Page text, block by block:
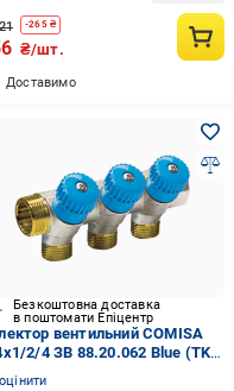
-265₴
₴/шт.
Доставимо
Безкоштовна доставка
в поштомати Епіцентр
вентильний COMISA
2/4 ЗВ 88.20.062 Blue (TK-
оцінити